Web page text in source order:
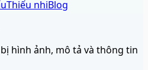
Thiếu nhiBlog
hình ảnh, mô tả và thông tin